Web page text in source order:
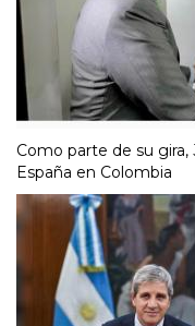
Como parte de su
España en Colombia